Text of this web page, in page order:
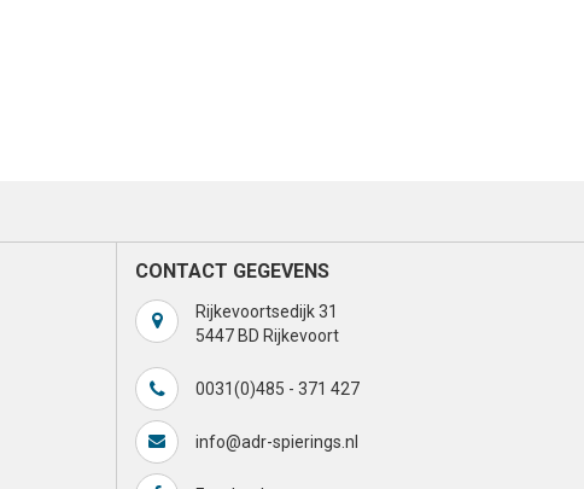
CONTACT GEGEVENS
Rijkevoortsedijk 31
5447 BD Rijkevoort
0031(0)485 - 371 427
info@adr-spierings.nl